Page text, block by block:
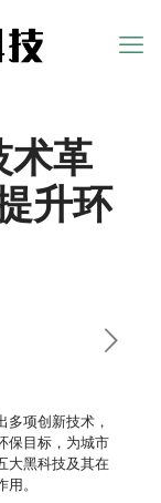
术革
升环
项创新技术，
保目标，为城市
大黑科技及其在
。